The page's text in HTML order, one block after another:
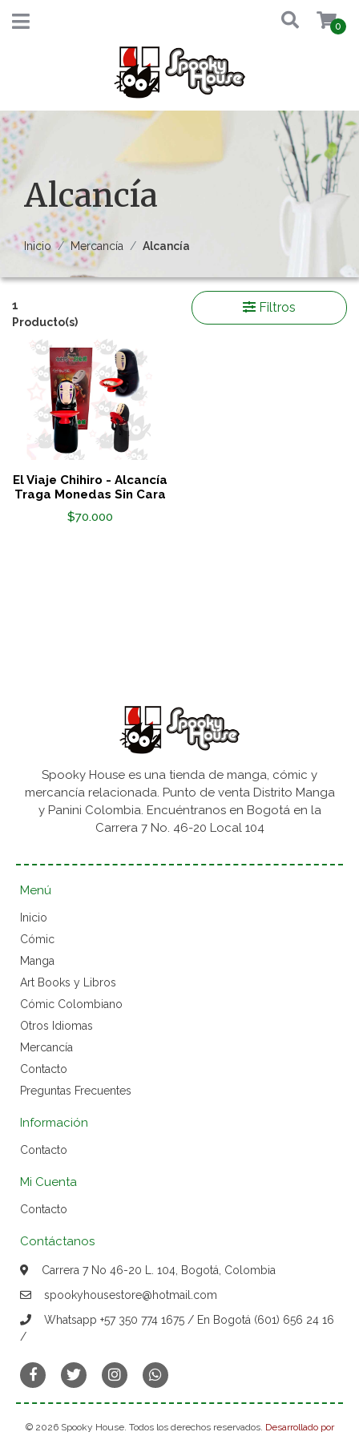
0
Alcancía
Inicio Mercancía Alcancía
1
Producto(s)
Filtros
El Viaje Chihiro - Alcancía
Traga Monedas Sin Cara
$70.000
Spooky House es una tienda de manga, cómic y
mercancía relacionada. Punto de venta Distrito Manga
y Panini Colombia. Encuéntranos en Bogotá en la
Carrera 7 No. 46-20 Local 104
Menú
Inicio
Cómic
Manga
Art Books y Libros
Cómic Colombiano
Otros Idiomas
Mercancía
Contacto
Preguntas Frecuentes
Información
Contacto
Mi Cuenta
Contacto
Contáctanos
Carrera 7 No 46-20 L. 104, Bogotá, Colombia
spookyhousestore@hotmail.com
Whatsapp +57 350 774 1675 / En Bogotá (601) 656 24 16
/
© 2026 Spooky House. Todos los derechos reservados. Desarrollado por